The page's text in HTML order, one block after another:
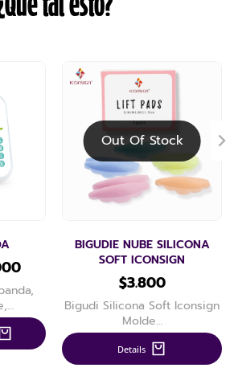
tal esto?
Out Of Stock
BIGUDIE NUBE SILICONA
SOFT ICONSIGN
$3.800
Bigudi Silicona Soft Iconsign
Molde…
Details